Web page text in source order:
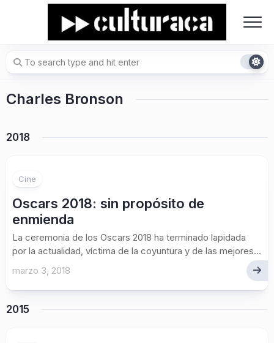
Charles Bronson
2018
Cine
Oscars 2018: sin propósito de
enmienda
La ceremonia de los Oscars 2018 ha terminado lapidada
por la actualidad, víctima de la coyuntura y de las mejores...
marzo 3, 2018
2015